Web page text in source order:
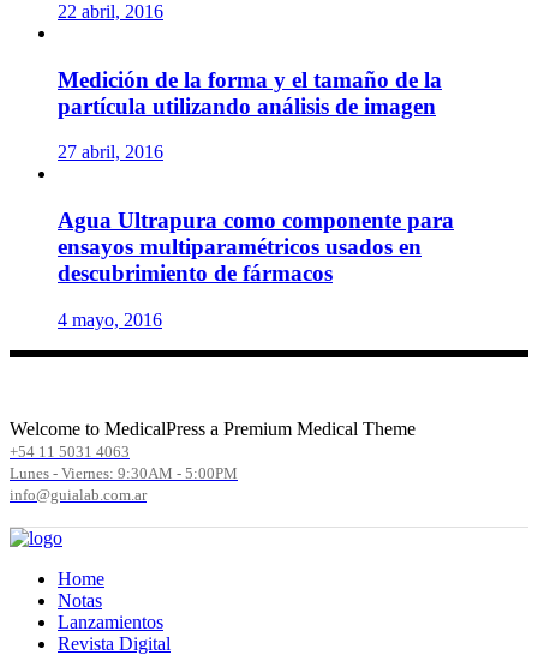
22 abril, 2016
Medición de la forma y el tamaño de la
partícula utilizando análisis de imagen
27 abril, 2016
Agua Ultrapura como componente para
ensayos multiparamétricos usados en
descubrimiento de fármacos
4 mayo, 2016
Welcome to MedicalPress a Premium Medical Theme
+54 11 5031 4063
Lunes - Viernes: 9:30AM - 5:00PM
info@guialab.com.ar
Home
Notas
Lanzamientos
Revista Digital